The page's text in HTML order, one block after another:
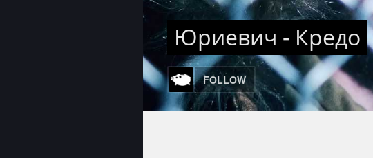
Юриевич - Кредо
FOLLOW